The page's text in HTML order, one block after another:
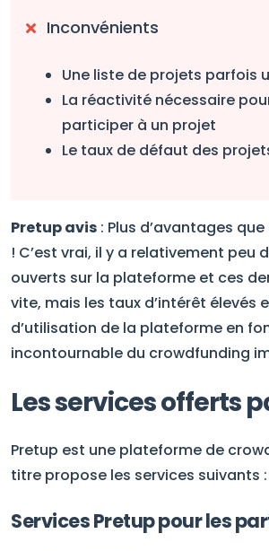
Inconvénients
Une liste de projets parfois
La réactivité nécessaire
participer à un projet
Le taux de défaut des
Pretup avis : Plus d’avantages
! C’est vrai, il y a relativement peu
ouverts sur la plateforme et ces
vite, mais les taux d’intérêt élevés
d’utilisation de la plateforme en
incontournable du crowdfunding
Les services offerts
Pretup est une plateforme de
titre propose les services suivants :
Services Pretup pour les